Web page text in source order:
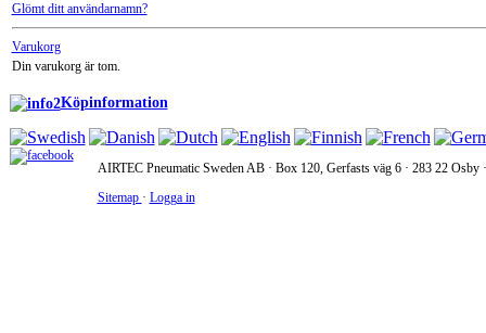
Glömt ditt användarnamn?
Varukorg
Din varukorg är tom.
Köpinformation
AIRTEC Pneumatic Sweden AB · Box 120, Gerfasts väg 6 · 283 22
Sitemap · Logga in